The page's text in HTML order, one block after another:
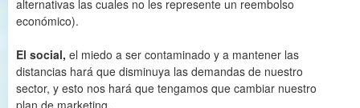
alternativas las cuales no les represente un reembolso
económico).
El social, el miedo a ser contaminado y a mantener las
distancias hará que disminuya las demandas de nuestro
sector, y esto nos hará que tengamos que cambiar nuestro